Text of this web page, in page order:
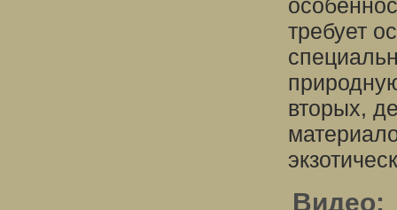
требует
вторых,
Видео: